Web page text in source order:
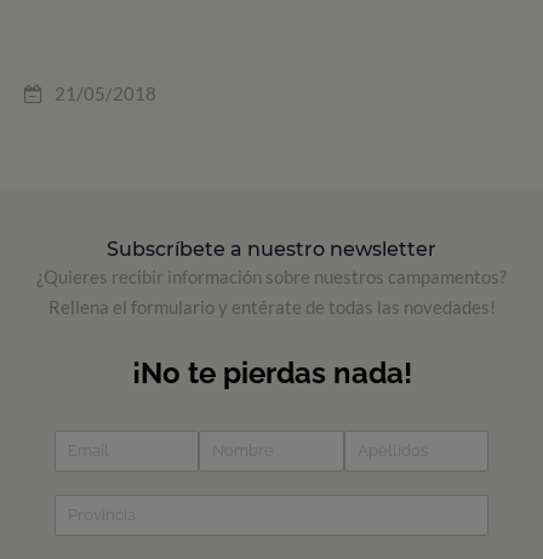
21/05/2018
Subscríbete a nuestro newsletter
¿Quieres recibir información sobre nuestros campamentos?
Rellena el formulario y entérate de todas las novedades!